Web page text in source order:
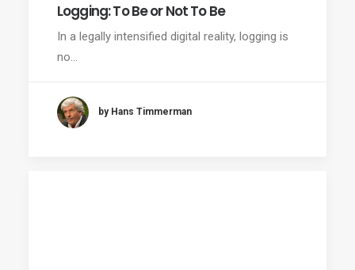
Logging: To Be or Not To Be
In a legally intensified digital reality, logging is
no…
by Hans Timmerman